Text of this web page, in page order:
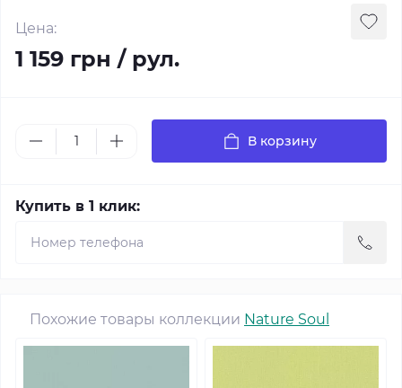
Цена:
1 159 грн / рул.
В корзину
Купить в 1 клик:
Похожие товары коллекции Nature Soul